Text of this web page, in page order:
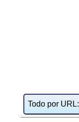
Todo por